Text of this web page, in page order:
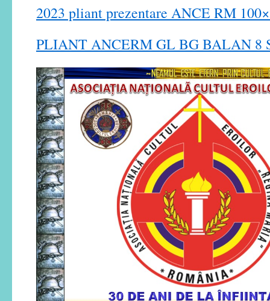
2023 pliant prezentare ANCE RM
PLIANT ANCERM GL BG BALAN 8